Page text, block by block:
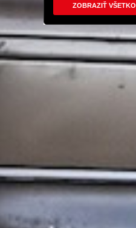
ZOBRAZIŤ VŠETKO